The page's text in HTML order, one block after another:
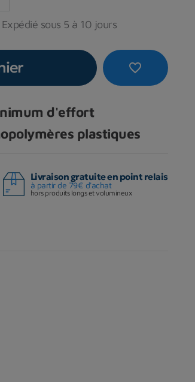
sous 5 à 10 jours
favorite_border
d'effort
plastiques
Livraison gratuite en point relais
à partir de 79€ d'achat
hors produits longs et volumineux